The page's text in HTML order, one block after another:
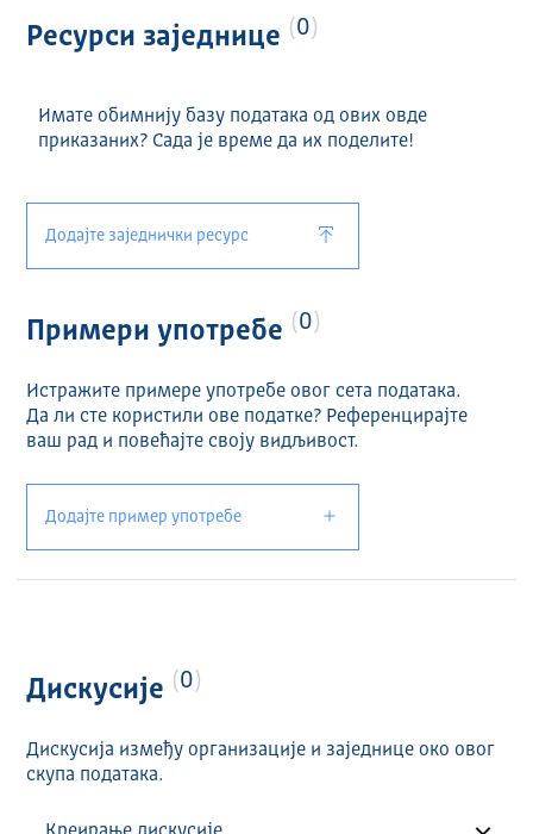
Ресурси заједнице 0
Имате обимнију базу података од ових овде
приказаних? Сада је време да их поделите!
Додајте заједнички ресурс
Примери употребе 0
Истражите примере употребе овог сета података.
Да ли сте користили ове податке? Референцирајте
ваш рад и повећајте своју видљивост.
Додајте пример употребе
Дискусије 0
Дискусија између организације и заједнице око овог
скупа података.